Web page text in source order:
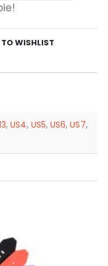
WISHLIST
,US4, US5,US6,US7,